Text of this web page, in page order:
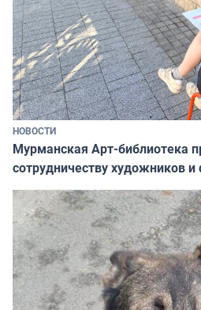
НОВОСТИ
Мурманская Арт-библиотека
сотрудничеству художников